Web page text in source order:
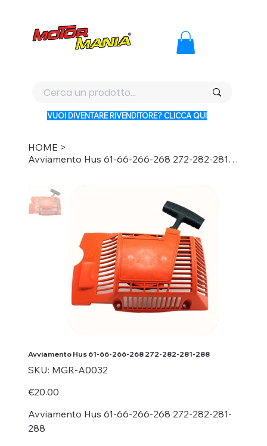
VUOI DIVENTARE RIVENDITORE? CLICCA QUI
HOME >
Avviamento Hus 61-66-266-268 272-282-281-288
Avviamento Hus 61-66-266-268 272-282-281-288
SKU: SKU
MGR-
MGR-A0032
Price
€20.00
Avviamento Hus 61-66-266-268 272-282-281-
288